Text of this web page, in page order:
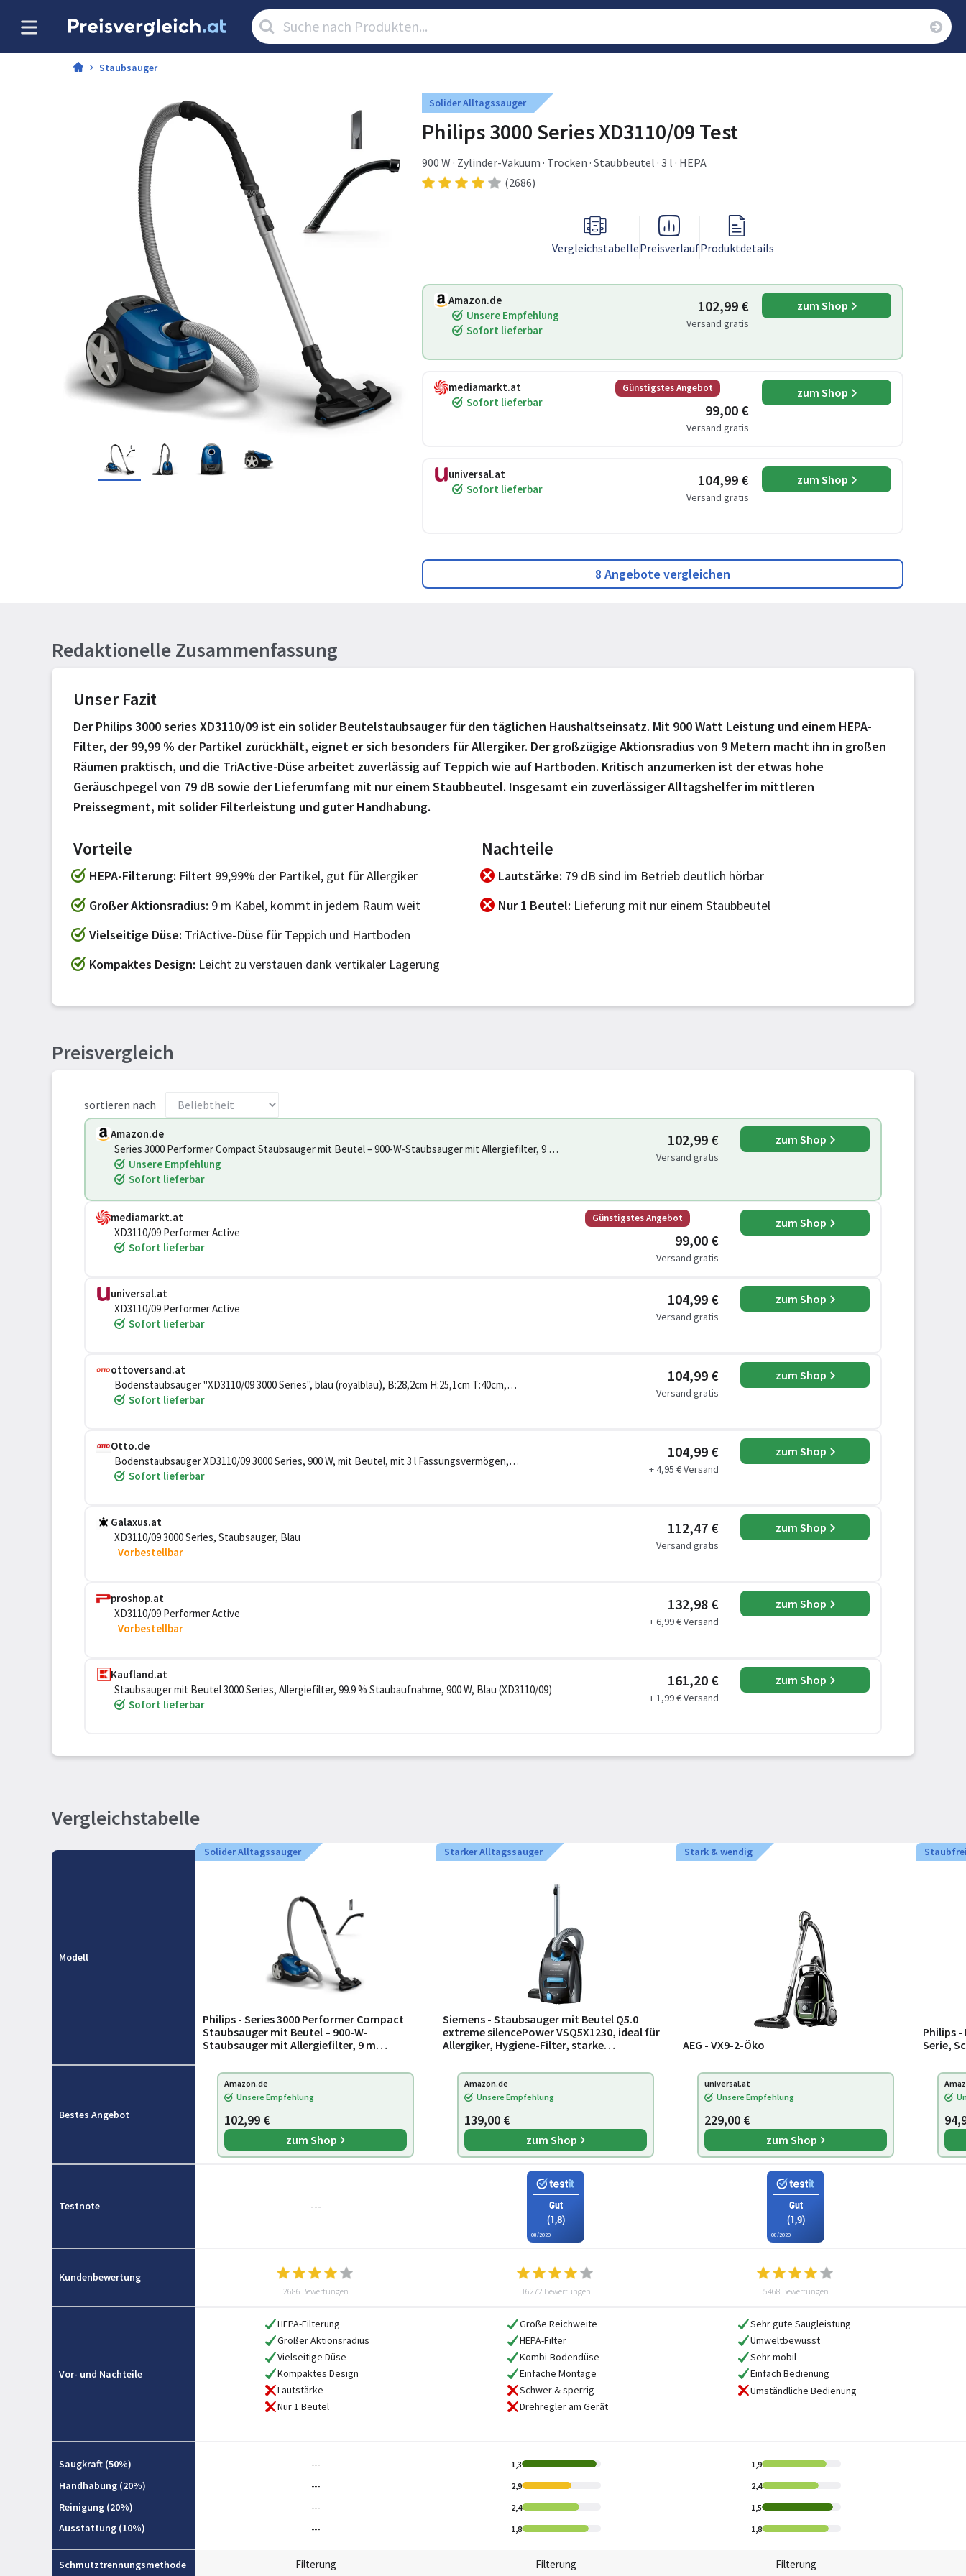
Artikel
suchen:
Staubsauger
Solider Alltagssauger
Philips 3000 Series XD3110/09 Test
900 W · Zylinder-Vakuum · Trocken · Staubbeutel · 3 l · HEPA
(2686)
VergleichstabellePreisverlaufProduktdetails
Amazon.de
Unsere Empfehlung
Sofort lieferbar
102,99 €
Versand gratis
zum Shop
mediamarkt.at
Sofort lieferbar
Günstigstes Angebot
99,00 €
Versand gratis
zum Shop
universal.at
Sofort lieferbar
104,99 €
Versand gratis
zum Shop
8 Angebote vergleichen
Redaktionelle Zusammenfassung
Unser Fazit
Der Philips 3000 series XD3110/09 ist ein solider Beutelstaubsauger für den täglichen Haushaltseinsatz. Mit 900 Watt Leistung und einem HEPA-
Filter, der 99,99 % der Partikel zurückhält, eignet er sich besonders für Allergiker. Der großzügige Aktionsradius von 9 Metern macht ihn in großen
Räumen praktisch, und die TriActive-Düse arbeitet zuverlässig auf Teppich wie auf Hartboden. Kritisch anzumerken ist der etwas hohe
Geräuschpegel von 79 dB sowie der Lieferumfang mit nur einem Staubbeutel. Insgesamt ein zuverlässiger Alltagshelfer im mittleren
Preissegment, mit solider Filterleistung und guter Handhabung.
Vorteile
HEPA-Filterung Filtert 99,99% der Partikel, gut für Allergiker
Großer Aktionsradius 9 m Kabel, kommt in jedem Raum weit
Vielseitige Düse TriActive-Düse für Teppich und Hartboden
Kompaktes Design Leicht zu verstauen dank vertikaler Lagerung
Nachteile
Lautstärke 79 dB sind im Betrieb deutlich hörbar
Nur 1 Beutel Lieferung mit nur einem Staubbeutel
Preisvergleich
sortieren nach
Amazon.de
Series 3000 Performer Compact Staubsauger mit Beutel – 900-W-Staubsauger mit Allergiefilter, 9 m
Aktionsradius (XD3110/09)
Unsere Empfehlung
Sofort lieferbar
102,99 €
Versand gratis
zum Shop
mediamarkt.at
XD3110/09 Performer Active
Sofort lieferbar
Günstigstes Angebot
99,00 €
Versand gratis
zum Shop
universal.at
XD3110/09 Performer Active
Sofort lieferbar
104,99 €
Versand gratis
zum Shop
ottoversand.at
Bodenstaubsauger "XD3110/09 3000 Series", blau (royalblau), B:28,2cm H:25,1cm T:40cm,
Bodenstaubsauger, mit 3 l Fassungsvermögen, Allergiefilter, und
Sofort lieferbar
104,99 €
Versand gratis
zum Shop
Otto.de
Bodenstaubsauger XD3110/09 3000 Series, 900 W, mit Beutel, mit 3 l Fassungsvermögen,
Allergiefilter, und TriActive-Düse
Sofort lieferbar
104,99 €
+ 4,95 € Versand
zum Shop
Galaxus.at
XD3110/09 3000 Series, Staubsauger, Blau
Vorbestellbar
112,47 €
Versand gratis
zum Shop
proshop.at
XD3110/09 Performer Active
Vorbestellbar
132,98 €
+ 6,99 € Versand
zum Shop
Kaufland.at
Staubsauger mit Beutel 3000 Series, Allergiefilter, 99.9 % Staubaufnahme, 900 W, Blau (XD3110/09)
Sofort lieferbar
161,20 €
+ 1,99 € Versand
zum Shop
Vergleichstabelle
Modell
Solider Alltagssauger
Philips - Series 3000 Performer Compact
Staubsauger mit Beutel – 900-W-
Staubsauger mit Allergiefilter, 9 m
Starker Alltagssauger
Siemens - Staubsauger mit Beutel Q5.0
extreme silencePower VSQ5X1230, ideal für
Allergiker, Hygiene-Filter, starke
Teppich,
Stark & wendig
AEG - VX9-2-Öko
Philips
Serie,
Bestes Angebot
Amazon.de
Unsere Empfehlung
102,99 €
zum Shop
Amazon.de
Unsere Empfehlung
139,00 €
zum Shop
universal.at
Unsere Empfehlung
229,00 €
zum Shop
Testnote ---
Gut
(1,8)
08/2020
Gut
(1,9)
08/2020
Kundenbewertung
2686 Bewertungen 16272 Bewertungen 5468 Bewertungen
Vor- und Nachteile
HEPA-Filterung
Großer Aktionsradius
Vielseitige Düse
Kompaktes Design
Lautstärke
Nur 1 Beutel
Große Reichweite
HEPA-Filter
Kombi-Bodendüse
Einfache Montage
Schwer & sperrig
Drehregler am Gerät
Sehr gute Saugleistung
Umweltbewusst
Sehr mobil
Einfach Bedienung
Umständliche Bedienung
Saugkraft (50%) --- 1,3 1,9
Handhabung (20%) --- 2,9 2,4
Reinigung (20%) --- 2,4 1,5
Ausstattung (10%) --- 1,8 1,8
Schmutztrennungsmethode Filterung Filterung Filterung